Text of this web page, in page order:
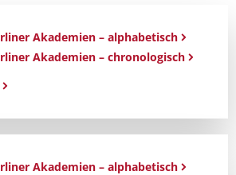
Akademien – alphabetisch
Akademien – chronologisch
Akademien – alphabetisch